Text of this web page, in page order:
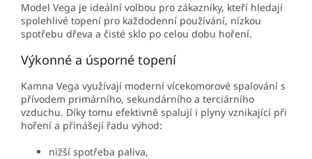
Model Vega je ideální volbou pro zákazníky, kteří hledají
spolehlivé topení pro každodenní používání, nízkou
spotřebu dřeva a čisté sklo po celou dobu hoření.
Výkonné a úsporné topení
Kamna Vega využívají moderní vícekomorové spalování s
přívodem primárního, sekundárního a terciárního
vzduchu. Díky tomu efektivně spalují i plyny vznikající při
hoření a přinášejí řadu výhod:
nižší spotřeba paliva,